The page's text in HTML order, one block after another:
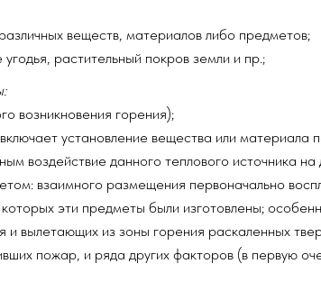
веществ, материалов либо предметов;
растительный покров земли и пр.;
возникновения горения);
установление вещества или материала
воздействие данного теплового источника
взаимного размещения первоначально
эти предметы были изготовлены;
и вылетающих из зоны горения раскаленных
пожар, и ряда других факторов (в первую